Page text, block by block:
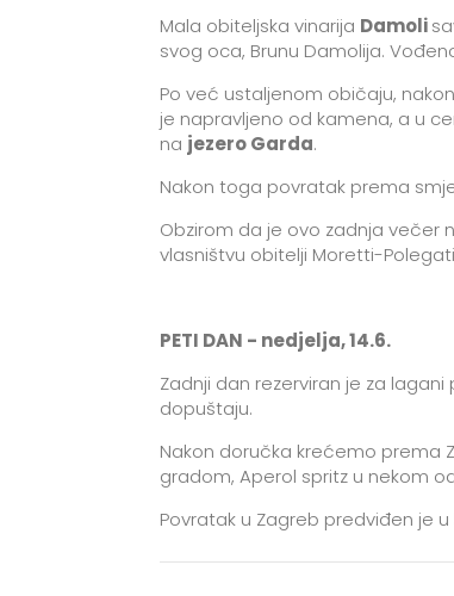
Mala obiteljska vinarija Damoli
svog oca, Brunu Damolija.
Po već ustaljenom običaju,
je napravljeno od kamena, a u
na jezero Garda.
Nakon toga povratak prema
Obzirom da je ovo zadnja
vlasništvu obitelji Moretti-
PETI DAN - nedjelja, 14.6.
Zadnji dan rezerviran je za
dopuštaju.
Nakon doručka krećemo prema
gradom, Aperol spritz u nekom
Povratak u Zagreb predviđen je